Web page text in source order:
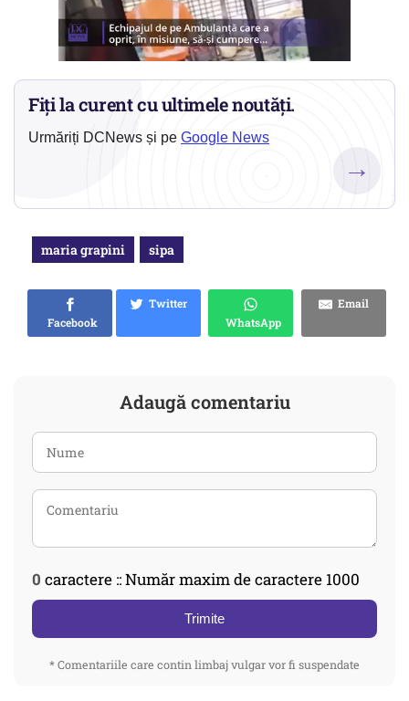
Fiți la curent cu ultimele noutăți.
Urmăriți DCNews și pe Google News
→
maria grapini sipa
Facebook
Twitter
WhatsApp
Email
Adaugă comentariu
0 caractere :: Număr maxim de caractere 1000
Trimite
* Comentariile care contin limbaj vulgar vor fi suspendate